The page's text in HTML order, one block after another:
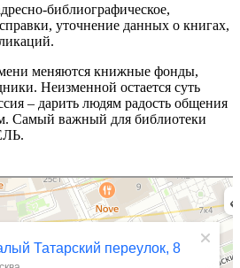
библиографическое,
уточнение данных о книгах,
меняются книжные фонды,
Неизменной остается суть
– дарить людям радость общения
Самый важный для библиотеки
Москвы, ближайшее метро Новокузнецкая —